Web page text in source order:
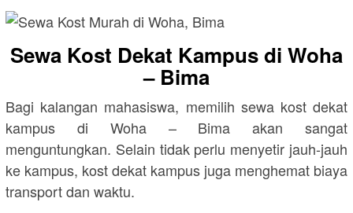
Sewa Kost Dekat Kampus di Woha
– Bima
Bagi kalangan mahasiswa, memilih sewa kost dekat
kampus di Woha – Bima akan sangat
menguntungkan. Selain tidak perlu menyetir jauh-jauh
ke kampus, kost dekat kampus juga menghemat biaya
transport dan waktu.